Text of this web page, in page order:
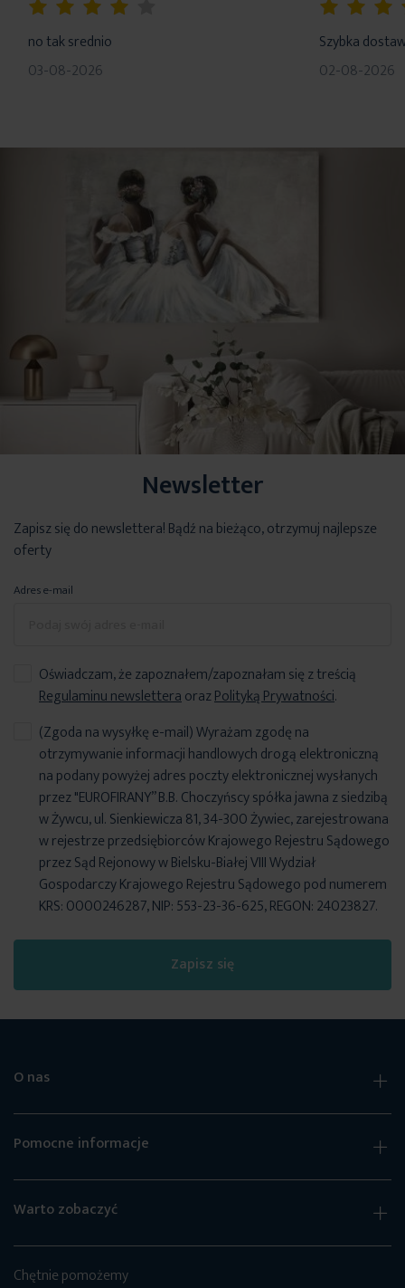
no tak srednio
03-08-2026
Szybka
02-08-2026
Newsletter
Zapisz się do newslettera! Bądź na bieżąco, otrzymuj najlepsze
oferty
Adres e-mail
Oświadczam, że zapoznałem/zapoznałam się z treścią
Regulaminu newsletteraorazPolityką Prywatności.
Zapisz się
(Zgoda na wysyłkę e-mail) Wyrażam zgodę na
otrzymywanie informacji handlowych drogą elektroniczną
na podany powyżej adres poczty elektronicznej wysłanych
przez "EUROFIRANY” B.B. Choczyńscy spółka jawna z siedzibą
w Żywcu, ul. Sienkiewicza 81, 34-300 Żywiec, zarejestrowana
w rejestrze przedsiębiorców Krajowego Rejestru Sądowego
przez Sąd Rejonowy w Bielsku-Białej VIII Wydział
Gospodarczy Krajowego Rejestru Sądowego pod numerem
KRS: 0000246287, NIP: 553-23-36-625, REGON: 24023827.
O nas
Pomocne informacje
Warto zobaczyć
Chętnie pomożemy